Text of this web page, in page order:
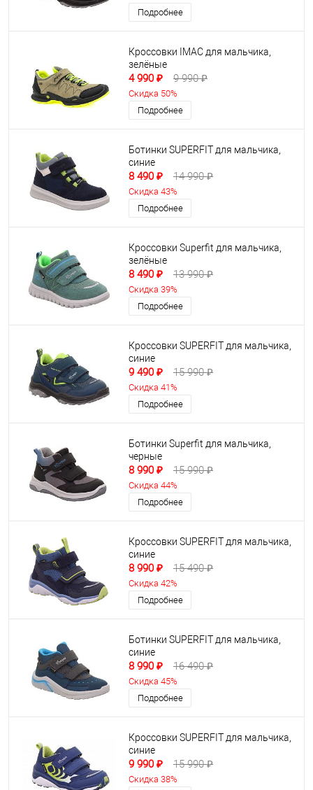
Подробнее
Кроссовки IMAC для мальчика,
зелёные
4 990 ₽ 9 990 ₽
Скидка 50%
Подробнее
Ботинки SUPERFIT для мальчика,
синие
8 490 ₽ 14 990 ₽
Скидка 43%
Подробнее
Кроссовки Superfit для мальчика,
зелёные
8 490 ₽ 13 990 ₽
Скидка 39%
Подробнее
Кроссовки SUPERFIT для мальчика,
синие
9 490 ₽ 15 990 ₽
Скидка 41%
Подробнее
Ботинки Superfit для мальчика,
черные
8 990 ₽ 15 990 ₽
Скидка 44%
Подробнее
Кроссовки SUPERFIT для мальчика,
синие
8 990 ₽ 15 490 ₽
Скидка 42%
Подробнее
Ботинки SUPERFIT для мальчика,
синие
8 990 ₽ 16 490 ₽
Скидка 45%
Подробнее
Кроссовки SUPERFIT для мальчика,
синие
9 990 ₽ 15 990 ₽
Скидка 38%